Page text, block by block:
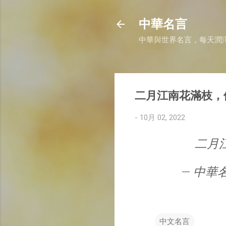
中華名言
中華與世界名言，每天潤
二月江南花滿枝
- 10月 02, 2022
二月
— 中華
中文名言